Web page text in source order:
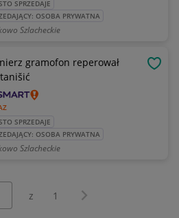
SPRZEDAJE
OSOBA PRYWATNA
Szlacheckie
gramofon reperował
SPRZEDAJE
OSOBA PRYWATNA
Szlacheckie
z 1 Następna strona